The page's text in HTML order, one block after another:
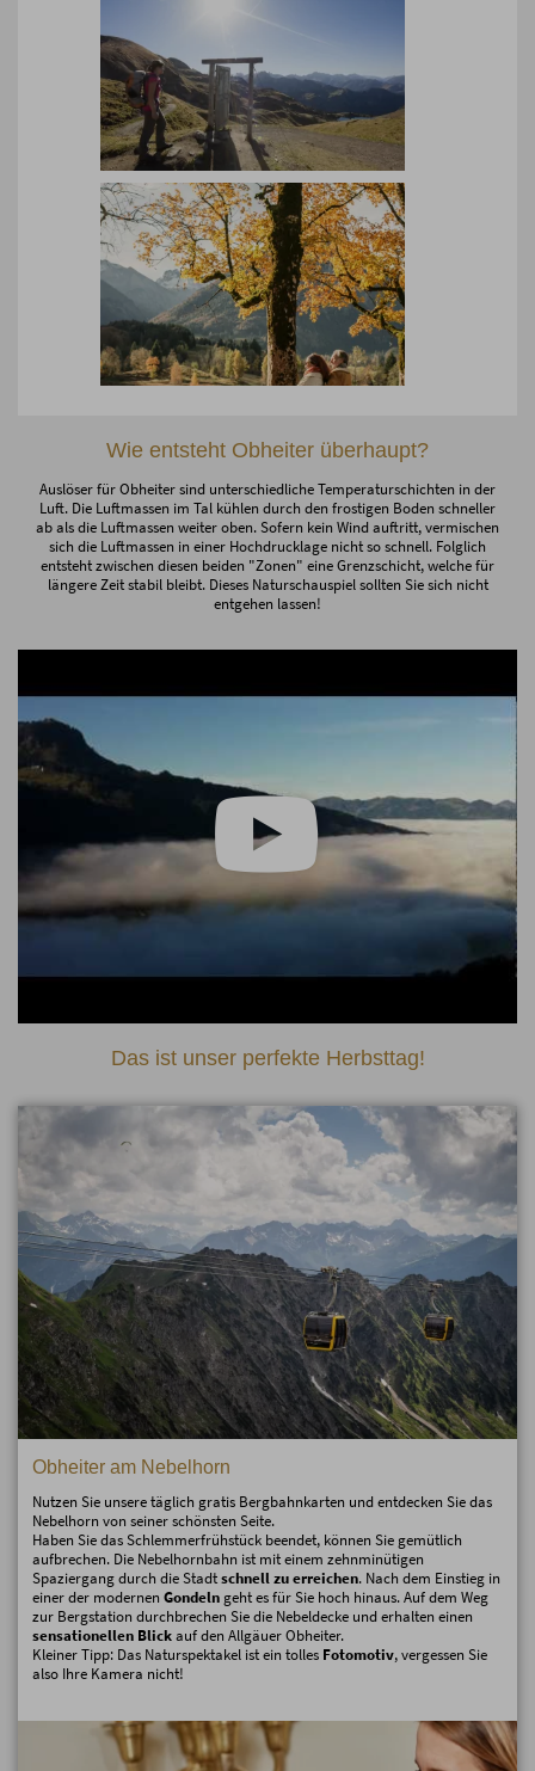
Wie entsteht Obheiter überhaupt?
Auslöser für Obheiter sind unterschiedliche Temperaturschichten in der
Luft. Die Luftmassen im Tal kühlen durch den frostigen Boden schneller
ab als die Luftmassen weiter oben. Sofern kein Wind auftritt, vermischen
sich die Luftmassen in einer Hochdrucklage nicht so schnell. Folglich
entsteht zwischen diesen beiden "Zonen" eine Grenzschicht, welche für
längere Zeit stabil bleibt. Dieses Naturschauspiel sollten Sie sich nicht
entgehen lassen!
Das ist unser perfekte Herbsttag!
Obheiter am Nebelhorn
Nutzen Sie unsere täglich gratis Bergbahnkarten und entdecken Sie das
Nebelhorn von seiner schönsten Seite.
Haben Sie das Schlemmerfrühstück beendet, können Sie gemütlich
aufbrechen. Die Nebelhornbahn ist mit einem zehnminütigen
Spaziergang durch die Stadtschnell zu erreichen. Nach dem Einstieg in
einer der modernen Gondeln geht es für Sie hoch hinaus. Auf dem Weg
zur Bergstation durchbrechen Sie die Nebeldecke und erhalten einen
sensationellen Blickauf den Allgäuer Obheiter.
Kleiner Tipp: Das Naturspektakel ist ein tolles Fotomotiv, vergessen Sie
also Ihre Kamera nicht!